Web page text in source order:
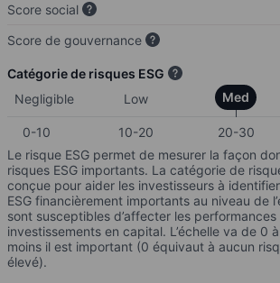
Score social
Score de gouvernance
Catégorie de risques ESG
Negligible
Low Med
0-10 10-20 20-30
Le risque ESG permet de mesurer la façon
risques ESG importants. La catégorie de
conçue pour aider les investisseurs à
ESG financièrement importants au niveau de
sont susceptibles d’affecter les
investissements en capital. L’échelle va de 0
moins il est important (0 équivaut à aucun
élevé).